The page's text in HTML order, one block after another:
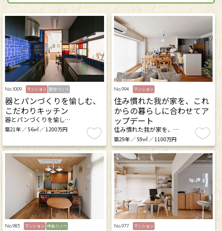
No.1009 マンション 部分リノベ
器とパンづくりを愉しむ、
こだわりキッチン
器とパンづくりを愉し…
築21年 ／ 56㎡ ／ 1200万円
No.994 マンション
住み慣れた我が家を、これ
からの暮らしに合わせてア
ップデート
住み慣れた我が家を、…
築29年 ／ 59㎡ ／ 1100万円
No.983 マンション 中古リノベ No.977 マンション